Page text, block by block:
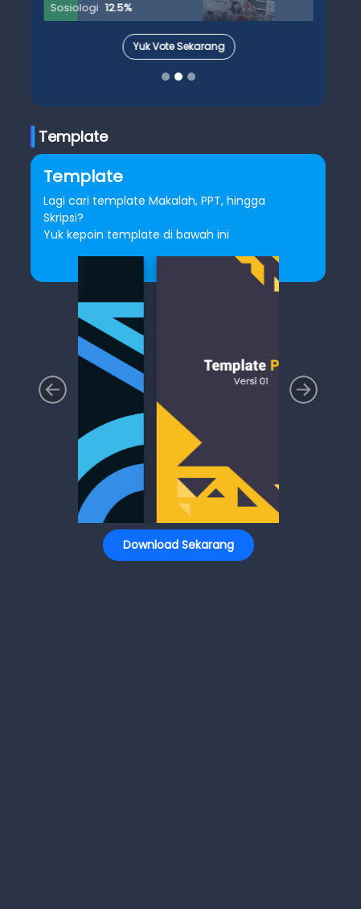
Sosiologi 12.5%
Yuk Vote Sekarang
Template
Template
Lagi cari template Makalah, PPT, hingga
Skripsi?
Yuk kepoin template di bawah ini
Download Sekarang